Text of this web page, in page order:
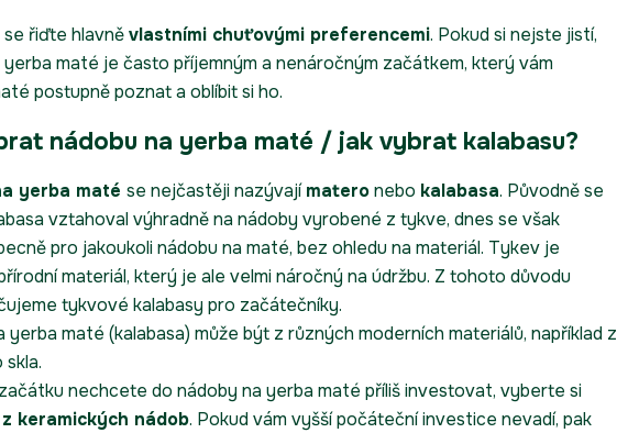
se řiďte hlavněvlastními chuťovými preferencemi. Pokud si nejste jistí,
maté je často příjemným a nenáročným začátkem, který vám
postupně poznat a oblíbit si ho.
nádobu na yerba maté / jak vybrat kalabasu?
yerba maté se nejčastěji nazývajímateronebo kalabasa. Původně se
vztahoval výhradně na nádoby vyrobené z tykve, dnes se však
pro jakoukoli nádobu na maté, bez ohledu na materiál. Tykev je
materiál, který je ale velmi náročný na údržbu. Z tohoto důvodu
tykvové kalabasy pro začátečníky.
yerba maté (kalabasa) může být z různých moderních materiálů, například z
nechcete do nádoby na yerba maté příliš investovat, vyberte si
keramických nádob. Pokud vám vyšší počáteční investice nevadí, pak